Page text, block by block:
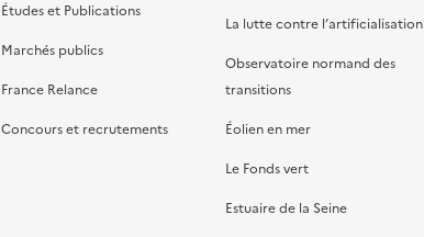
Études et Publications
Marchés publics
France Relance
Concours et recrutements
La lutte contre l’artificialisation
Observatoire normand des
transitions
Éolien en mer
Le Fonds vert
Estuaire de la Seine